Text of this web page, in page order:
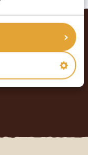
AFRIKA